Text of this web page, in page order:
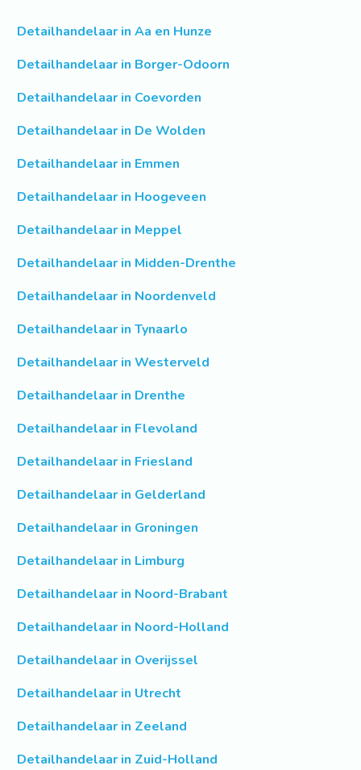
Detailhandelaar in Aa en Hunze
Detailhandelaar in Borger-Odoorn
Detailhandelaar in Coevorden
Detailhandelaar in De Wolden
Detailhandelaar in Emmen
Detailhandelaar in Hoogeveen
Detailhandelaar in Meppel
Detailhandelaar in Midden-Drenthe
Detailhandelaar in Noordenveld
Detailhandelaar in Tynaarlo
Detailhandelaar in Westerveld
Detailhandelaar in Drenthe
Detailhandelaar in Flevoland
Detailhandelaar in Friesland
Detailhandelaar in Gelderland
Detailhandelaar in Groningen
Detailhandelaar in Limburg
Detailhandelaar in Noord-Brabant
Detailhandelaar in Noord-Holland
Detailhandelaar in Overijssel
Detailhandelaar in Utrecht
Detailhandelaar in Zeeland
Detailhandelaar in Zuid-Holland